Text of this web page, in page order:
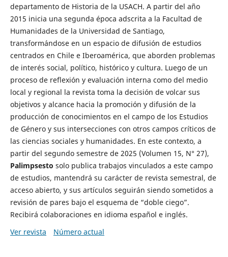
departamento de Historia de la USACH. A partir del año
2015 inicia una segunda época adscrita a la Facultad de
Humanidades de la Universidad de Santiago,
transformándose en un espacio de difusión de estudios
centrados en Chile e Iberoamérica, que aborden problemas
de interés social, político, histórico y cultura. Luego de un
proceso de reflexión y evaluación interna como del medio
local y regional la revista toma la decisión de volcar sus
objetivos y alcance hacia la promoción y difusión de la
producción de conocimientos en el campo de los Estudios
de Género y sus intersecciones con otros campos críticos de
las ciencias sociales y humanidades. En este contexto, a
partir del segundo semestre de 2025 (Volumen 15, N° 27),
Palimpsesto solo publica trabajos vinculados a este campo
de estudios, mantendrá su carácter de revista semestral, de
acceso abierto, y sus artículos seguirán siendo sometidos a
revisión de pares bajo el esquema de “doble ciego”.
Recibirá colaboraciones en idioma español e inglés.
Ver revista
Número actual